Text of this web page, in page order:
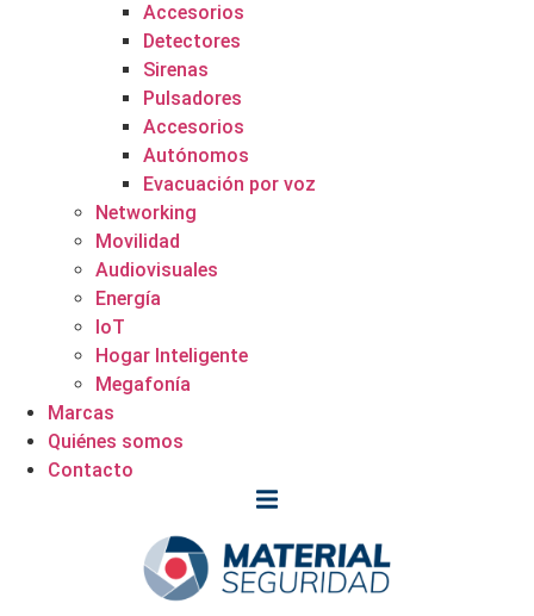
Accesorios
Detectores
Sirenas
Pulsadores
Accesorios
Autónomos
Evacuación por voz
Networking
Movilidad
Audiovisuales
Energía
IoT
Hogar Inteligente
Megafonía
Marcas
Quiénes somos
Contacto